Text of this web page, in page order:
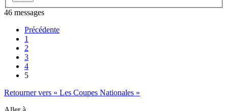
46 messages
Précédente
1
2
3
4
5
Retourner vers « Les Coupes Nationales »